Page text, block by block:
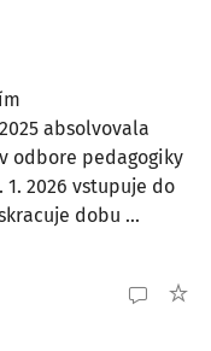
absolvovala
v odbore pedagogiky
2026 vstupuje do
dobu ...